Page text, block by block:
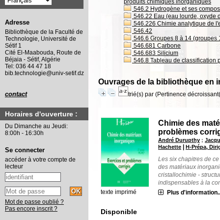
produits chimiques inorganiques
546.2 Hydrogène et ses
546.22 Eau (eau lourde, oxyde
546.226 Chimie analytique de
546.42
546.6 Groupes 8 à 14 (groupes
546.681 Carbone
546.683 Silicium
546.8 Tableau de classification
Ouvrages de la bibliothèque en
trié(s) par (Pertinence
texte imprimé
Chimie des
problèmes
André Durupthy ;
Hachette |H-Prépa,
Les six chapitres de
des matériaux
cristallochimie -
indispensables à la
Plus
Disponible
Adresse
Bibliothèque de la Faculté de
Technologie, Université de
Sétif 1
Cité El-Maabouda, Route de
Béjaia - Sétif, Algérie
Tel: 036 44 47 18
bib.technologie@univ-setif.dz
contact
Horaires d'ouverture :
Du Dimanche au Jeudi:
8:00h - 16:30h
Se connecter
accéder à votre compte de
lecteur
Mot de passe oublié ?
Pas encore inscrit ?